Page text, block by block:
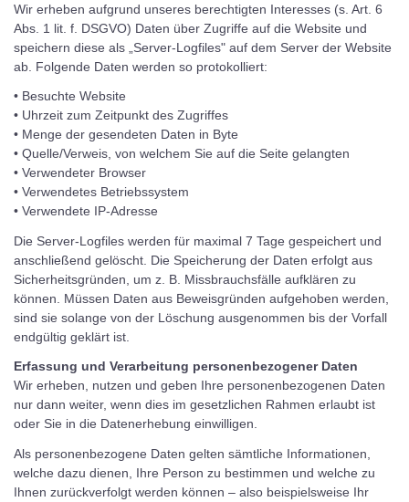
Wir erheben aufgrund unseres berechtigten Interesses (s. Art. 6
Abs. 1 lit. f. DSGVO) Daten über Zugriffe auf die Website und
speichern diese als „Server-Logfiles" auf dem Server der Website
ab. Folgende Daten werden so protokolliert:
• Besuchte Website
• Uhrzeit zum Zeitpunkt des Zugriffes
• Menge der gesendeten Daten in Byte
• Quelle/Verweis, von welchem Sie auf die Seite gelangten
• Verwendeter Browser
• Verwendetes Betriebssystem
• Verwendete IP-Adresse
Die Server-Logfiles werden für maximal 7 Tage gespeichert und
anschließend gelöscht. Die Speicherung der Daten erfolgt aus
Sicherheitsgründen, um z. B. Missbrauchsfälle aufklären zu
können. Müssen Daten aus Beweisgründen aufgehoben werden,
sind sie solange von der Löschung ausgenommen bis der Vorfall
endgültig geklärt ist.
Erfassung und Verarbeitung personenbezogener Daten
Wir erheben, nutzen und geben Ihre personenbezogenen Daten
nur dann weiter, wenn dies im gesetzlichen Rahmen erlaubt ist
oder Sie in die Datenerhebung einwilligen.
Als personenbezogene Daten gelten sämtliche Informationen,
welche dazu dienen, Ihre Person zu bestimmen und welche zu
Ihnen zurückverfolgt werden können – also beispielsweise Ihr